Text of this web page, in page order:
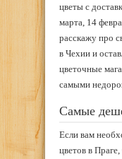
цветы с
марта, 14
расскажу про
в Чехии и
цветочные
самыми
Самые
Если вам
цветов в